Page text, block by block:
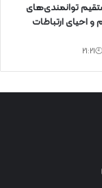
توانمندی‌های
احیای ارتباطات